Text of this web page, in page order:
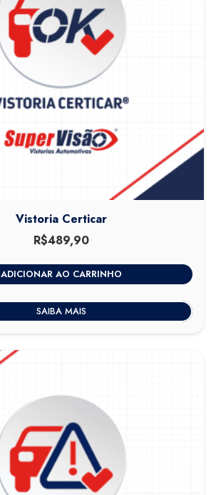
Vistoria Certicar
R$489,90
ADICIONAR AO CARRINHO
SAIBA MAIS